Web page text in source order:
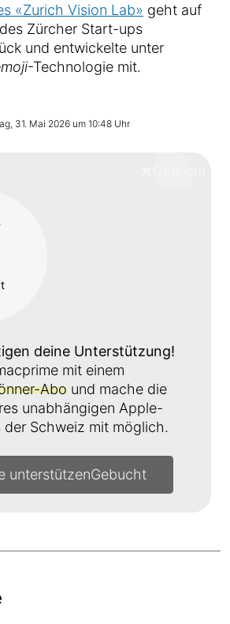
«Zurich Vision Lab» geht auf
Zürcher Start-ups
und entwickelte unter
-Technologie mit.
31. Mai 2026 um 10:48 Uhr
deine Unterstützung!
mit einem
Abo und mache die
unabhängigen Apple-
der Schweiz mit möglich.
unterstützen